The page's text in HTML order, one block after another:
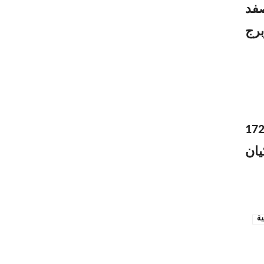
وفي أحدث إحصائية، كشفت لجنة الطوارئ اللبنانية عن استشهاد 172